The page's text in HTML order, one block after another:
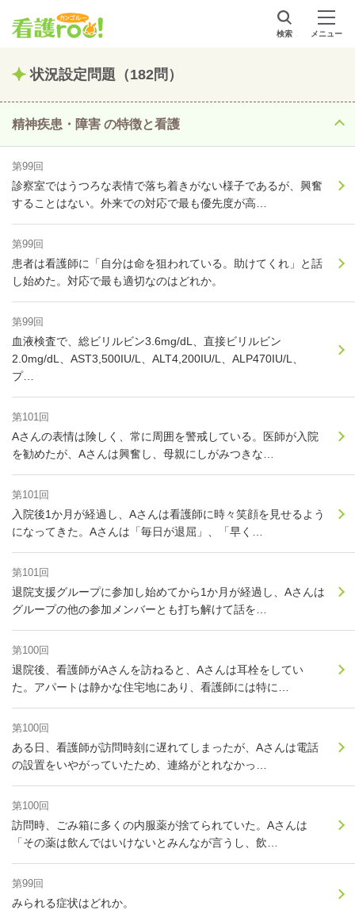
検索 メニュー
状況設定問題（182問）
精神疾患・障害 の特徴と看護
第99回
診察室ではうつろな表情で落ち着きがない様子であるが、興奮
することはない。外来での対応で最も優先度が高…
第99回
患者は看護師に「自分は命を狙われている。助けてくれ」と話
し始めた。対応で最も適切なのはどれか。
第99回
血液検査で、総ビリルビン3.6mg/dL、直接ビリルビン
2.0mg/dL、AST3,500IU/L、ALT4,200IU/L、ALP470IU/L、
プ…
第101回
Aさんの表情は険しく、常に周囲を警戒している。医師が入院
を勧めたが、Aさんは興奮し、母親にしがみつきな…
第101回
入院後1か月が経過し、Aさんは看護師に時々笑顔を見せるよう
になってきた。Aさんは「毎日が退屈」、「早く…
第101回
退院支援グループに参加し始めてから1か月が経過し、Aさんは
グループの他の参加メンバーとも打ち解けて話を…
第100回
退院後、看護師がAさんを訪ねると、Aさんは耳栓をしてい
た。アパートは静かな住宅地にあり、看護師には特に…
第100回
ある日、看護師が訪問時刻に遅れてしまったが、Aさんは電話
の設置をいやがっていたため、連絡がとれなかっ…
第100回
訪問時、ごみ箱に多くの内服薬が捨てられていた。Aさんは
「その薬は飲んではいけないとみんなが言うし、飲…
第99回
みられる症状はどれか。